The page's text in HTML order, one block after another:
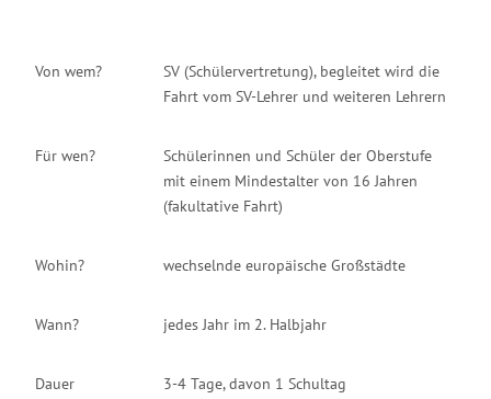
Von wem?
SV (Schülervertretung), begleitet wird die
Fahrt vom SV-Lehrer und weiteren Lehrern
Für wen?
Schülerinnen und Schüler der Oberstufe
mit einem Mindestalter von 16 Jahren
(fakultative Fahrt)
Wohin? wechselnde europäische Großstädte
Wann? jedes Jahr im 2. Halbjahr
Dauer 3-4 Tage, davon 1 Schultag